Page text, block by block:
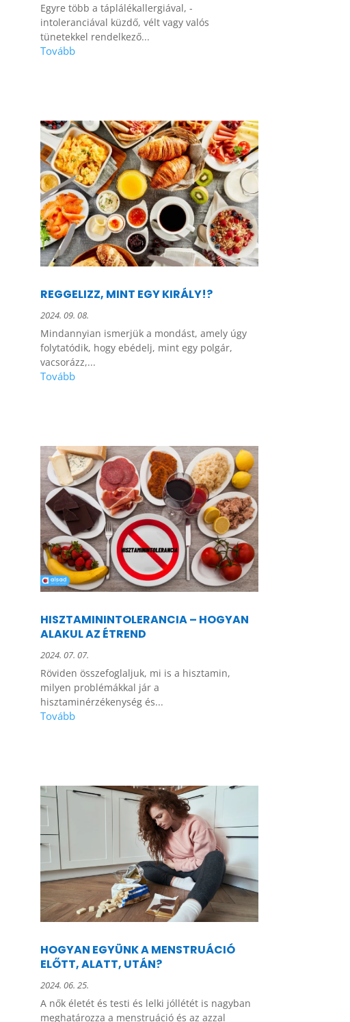
Egyre több a táplálékallergiával, -
intoleranciával küzdő, vélt vagy valós
tünetekkel rendelkező...
REGGELIZZ, MINT EGY KIRÁLY!?
2024. 09. 08.
Mindannyian ismerjük a mondást, amely úgy
folytatódik, hogy ebédelj, mint egy polgár,
vacsorázz,...
HISZTAMININTOLERANCIA – HOGYAN
ALAKUL AZ ÉTREND
2024. 07. 07.
Röviden összefoglaljuk, mi is a hisztamin,
milyen problémákkal jár a
hisztaminérzékenység és...
HOGYAN EGYÜNK A MENSTRUÁCIÓ
ELŐTT, ALATT, UTÁN?
2024. 06. 25.
A nők életét és testi és lelki jóllétét is nagyban
meghatározza a menstruáció és az azzal